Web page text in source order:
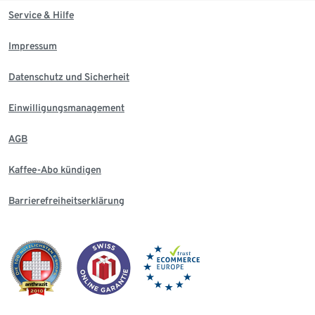
Service & Hilfe
Impressum
Datenschutz und Sicherheit
Einwilligungsmanagement
AGB
Kaffee-Abo kündigen
Barrierefreiheitserklärung